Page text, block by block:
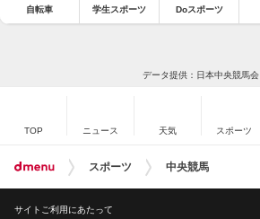
自転車 学生スポーツ Doスポーツ
データ提供：日本中央競馬会
TOP ニュース 天気 スポーツ
スポーツ 中央競馬
サイトご利用にあたって